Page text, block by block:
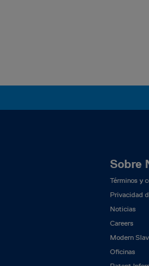
Sobre
Términos y
Privacidad
Noticias
Careers
Modern
Oficinas